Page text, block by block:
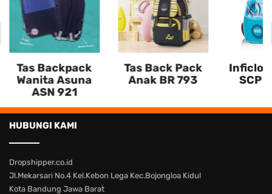
Tas Backpack
Wanita Asuna
ASN 921
Tas Back Pack
Anak BR 793
Inficlo
SCP
HUBUNGI KAMI
Dropshipper.co.id
Jl.Mekarsari No.4 Kel.Kebon Lega Kec.Bojongloa Kidul
Kota Bandung Jawa Barat